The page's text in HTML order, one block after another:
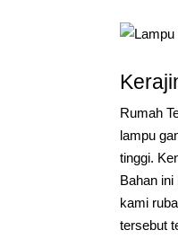
Rumah
lampu
tinggi.
Bahan
kami
tersebut